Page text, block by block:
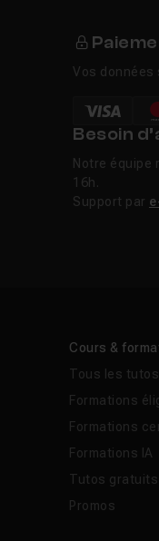
Vos
Besoin
Notre équipe
16h.
Support par
Cours &
Tous les tutos
Formations
Formations
Formations IA
Tutos gratuits
Promos